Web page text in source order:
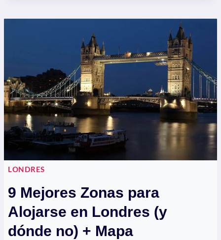
LONDRES
9 Mejores Zonas para
Alojarse en Londres (y
dónde no) + Mapa